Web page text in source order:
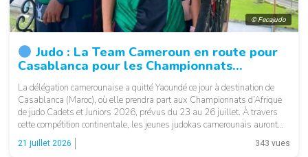
© Fecajudo
Judo : La Team Cameroun en route pour
Casablanca pour les Championnats
d’Afrique de judo Cadets et Juniors 2026
La délégation camerounaise a quitté Yaoundé ce jour à destination de
Casablanca (Maroc), où elle prendra part aux Championnats d’Afrique
de judo Cadets et Juniors 2026, prévus du 23 au 26 juillet. À travers
cette compétition continentale, les jeunes judokas camerounais auront
l’occasion de mesurer leur niveau face aux meilleurs talents africains de
leur catégorie […]
21 juillet 2026 343 vues